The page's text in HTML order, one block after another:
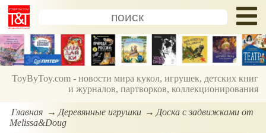
ToyByToy.com - новости мира кукол, игрушек, детских книг
и журналов, партворков, коллекционирования
Главная Деревянные игрушки
Доска с задвижками от
Melissa&Doug